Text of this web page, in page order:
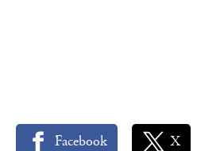
Facebook X